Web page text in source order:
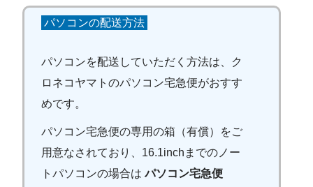
パソコンの配送方法
パソコンを配送していただく方法は、ク
ロネコヤマトのパソコン宅急便がおすす
めです。
パソコン宅急便の専用の箱（有償）をご
用意なされており、16.1inchまでのノー
トパソコンの場合はパソコン宅急便